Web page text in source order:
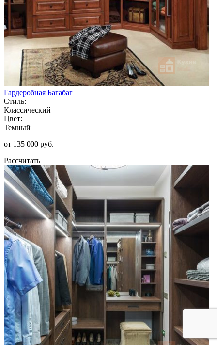
Гардеробная Багабаг
Стиль:
Классический
Цвет:
Темный
от 135 000 руб.
Рассчитать